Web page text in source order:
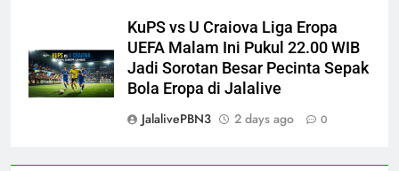
KuPS vs U Craiova Liga Eropa
UEFA Malam Ini Pukul 22.00 WIB
Jadi Sorotan Besar Pecinta Sepak
Bola Eropa di Jalalive
JalalivePBN3
2 days ago 0